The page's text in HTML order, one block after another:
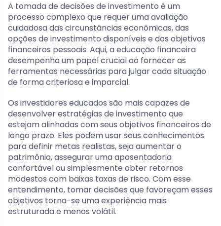
A tomada de decisões de investimento é um
processo complexo que requer uma avaliação
cuidadosa das circunstâncias econômicas, das
opções de investimento disponíveis e dos objetivos
financeiros pessoais. Aqui, a educação financeira
desempenha um papel crucial ao fornecer as
ferramentas necessárias para julgar cada situação
de forma criteriosa e imparcial.
Os investidores educados são mais capazes de
desenvolver estratégias de investimento que
estejam alinhadas com seus objetivos financeiros de
longo prazo. Eles podem usar seus conhecimentos
para definir metas realistas, seja aumentar o
patrimônio, assegurar uma aposentadoria
confortável ou simplesmente obter retornos
modestos com baixas taxas de risco. Com esse
entendimento, tomar decisões que favoreçam esses
objetivos torna-se uma experiência mais
estruturada e menos volátil.